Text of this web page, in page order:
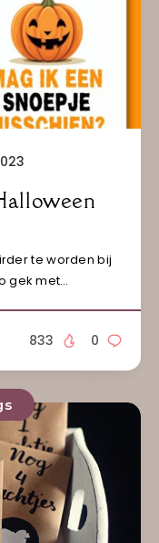
te worden bij
gek met…
0
833